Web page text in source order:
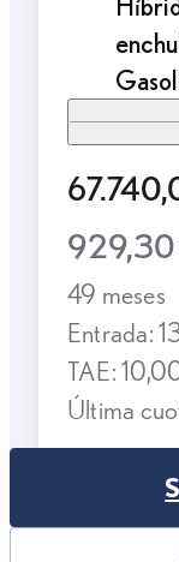
929,30
49 meses
Entrada:
TAE:
Última